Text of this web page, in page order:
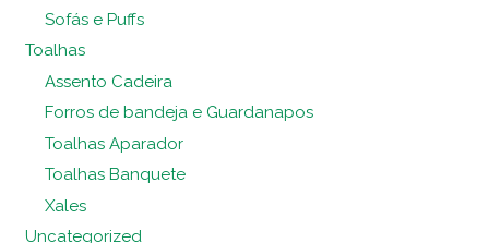
Sofás e Puffs
Toalhas
Assento Cadeira
Forros de bandeja e Guardanapos
Toalhas Aparador
Toalhas Banquete
Xales
Uncategorized